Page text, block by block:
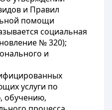
и Правил
помощи
социальная
№ 320);
и
услуги по
обучению,